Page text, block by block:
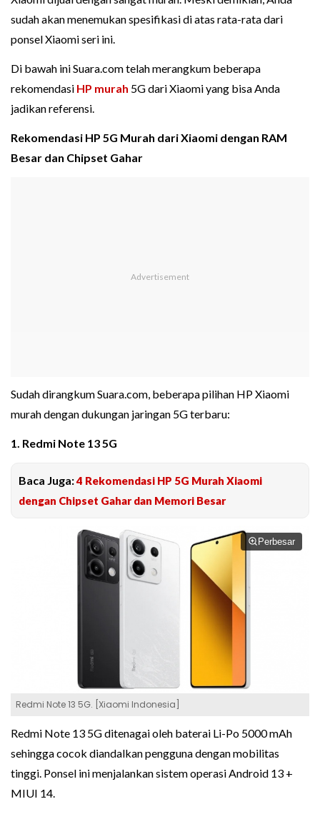
sudah akan menemukan spesifikasi di atas rata-rata dari
ponsel Xiaomi seri ini.
Di bawah ini Suara.com telah merangkum beberapa
rekomendasi HP murah 5G dari Xiaomi yang bisa Anda
jadikan referensi.
Rekomendasi HP 5G Murah dari Xiaomi dengan RAM
Besar dan Chipset Gahar
Sudah dirangkum Suara.com, beberapa pilihan HP Xiaomi
murah dengan dukungan jaringan 5G terbaru:
1. Redmi Note 13 5G
Baca Juga:4 Rekomendasi HP 5G Murah Xiaomi
dengan Chipset Gahar dan Memori Besar
Perbesar
Redmi Note 13 5G. [Xiaomi Indonesia]
Redmi Note 13 5G ditenagai oleh baterai Li-Po 5000 mAh
sehingga cocok diandalkan pengguna dengan mobilitas
tinggi. Ponsel ini menjalankan sistem operasi Android 13 +
MIUI 14.